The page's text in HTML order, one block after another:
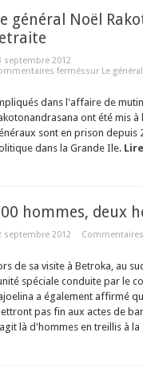
général Noël
septembre 2012
ferméssur Le
dans l'affaire de
ont été mis
sont en prison depuis
dans la Grande Ile.
hommes, deux
septembre 2012
de sa visite à Betroka, au
spéciale conduite par le
a également affirmé
pas fin aux actes de
là d'hommes en treillis à